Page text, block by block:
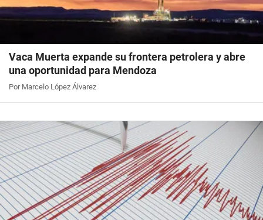
Vaca Muerta expande su frontera petrolera y abre
una oportunidad para Mendoza
Por Marcelo López Álvarez